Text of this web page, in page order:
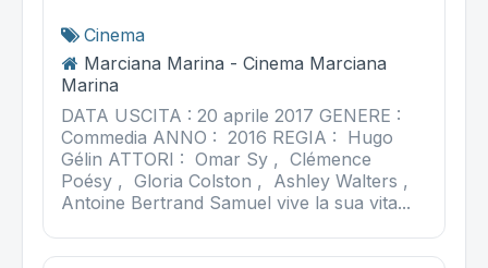
Cinema
Marciana Marina - Cinema Marciana
Marina
DATA USCITA : 20 aprile 2017 GENERE :
Commedia ANNO : 2016 REGIA : Hugo
Gélin ATTORI : Omar Sy , Clémence
Poésy , Gloria Colston , Ashley Walters ,
Antoine Bertrand Samuel vive la sua vita...